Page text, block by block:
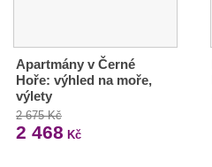
Apartmány v Černé
Hoře: výhled na moře,
výlety
2 675 Kč
2 468 Kč